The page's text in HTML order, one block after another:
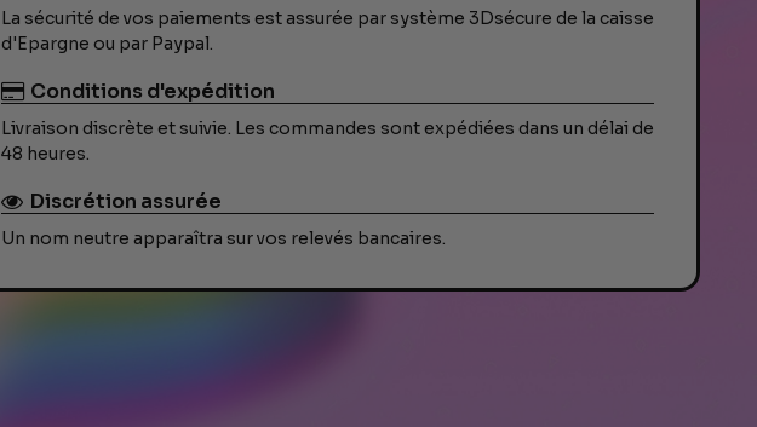
La sécurité de vos paiements est assurée par système 3Dsécure de la caisse
d'Epargne ou par Paypal.
Conditions d'expédition
Livraison discrète et suivie. Les commandes sont expédiées dans un délai de
48 heures.
Discrétion assurée
Un nom neutre apparaîtra sur vos relevés bancaires.